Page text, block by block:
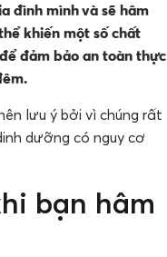
đình mình và sẽ hâm
khiến một số chất
đảm bảo an toàn thực
lưu ý bởi vì chúng rất
dưỡng có nguy cơ
bạn hâm